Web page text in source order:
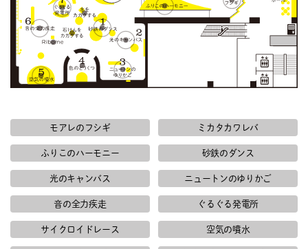
モアレのフシギ ミカタカワレバ
ふりこのハーモニー 砂鉄のダンス
光のキャンバス ニュートンのゆりかご
音の全力疾走 ぐるぐる発電所
サイクロイドレース 空気の噴水